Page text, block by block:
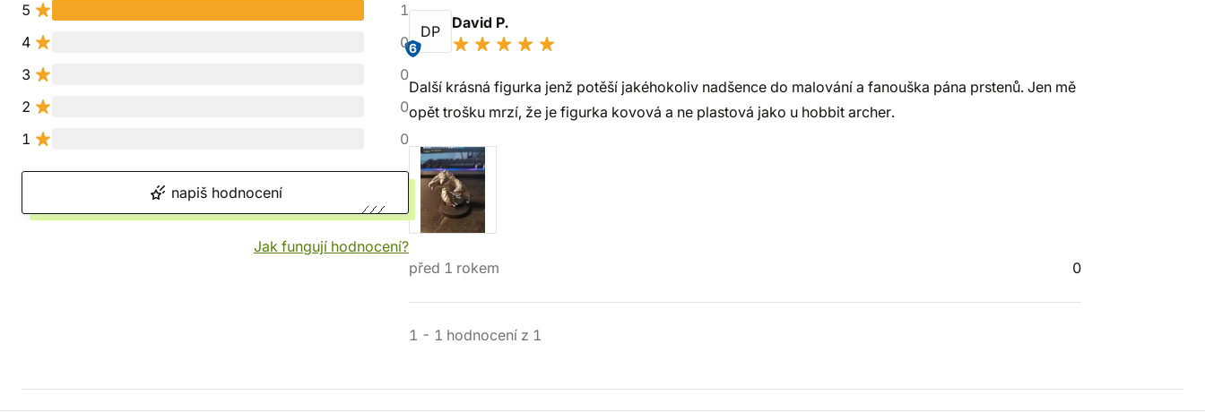
5
1
4
0
3
0
2
0
1
0
napiš hodnocení
Jak fungují hodnocení?
DP
6
David P.
Další krásná figurka jenž potěší jakéhokoliv nadšence do malování a fanouška pána prstenů. Jen mě
opět trošku mrzí, že je figurka kovová a ne plastová jako u hobbit archer.
před 1 rokem 0
1 - 1 hodnocení z 1